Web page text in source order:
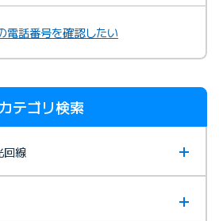
電話番号を確認したい
カテゴリ検索
回線